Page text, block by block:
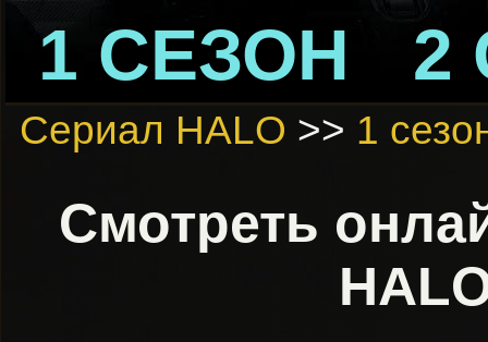
1 СЕЗОН 2
Сериал HALO >> 1
Смотреть